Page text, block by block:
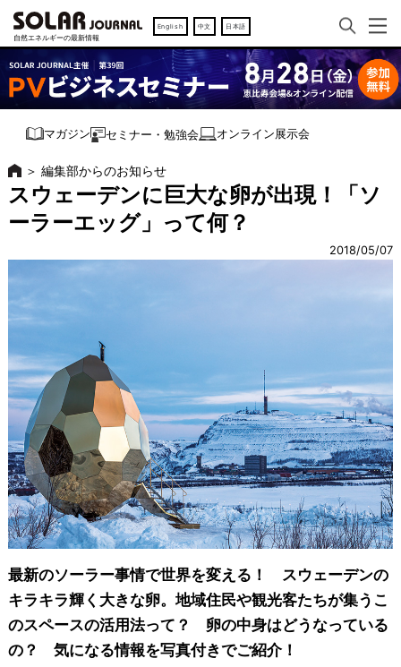
English 中文 日本語
マガジン セミナー・勉強会 オンライン展示会
＞ 編集部からのお知らせ
スウェーデンに巨大な卵が出現！「ソ
ーラーエッグ」って何？
2018/05/07
最新のソーラー事情で世界を変える！ スウェーデンの
キラキラ輝く大きな卵。地域住民や観光客たちが集うこ
のスペースの活用法って？ 卵の中身はどうなっている
の？ 気になる情報を写真付きでご紹介！